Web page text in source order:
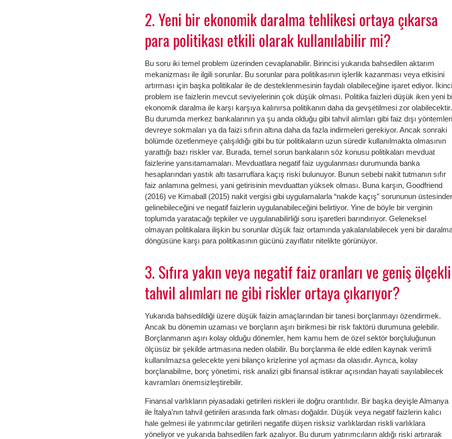
2. Yeni bir ekonomik daralma tehlikesi ortaya çıkarsa
para politikası etkili olarak kullanılabilir mi?
Bu soru iki temel problem üzerinden cevaplanabilir. Birincisi yukarıda bahsedilen aktarım
mekanizması ile ilgili sorunlar. Bu sorunlar para politikasının işlerlik kazanması veya etkisini
artırması için başka politikalar ile de desteklenmesinin faydalı olabileceğine işaret ediyor. İkinci
problem ise faizlerin mevcut seviyelerinin çok düşük olması. Politika faizleri düşük iken yeni
ekonomik daralma ile karşı karşıya kalınırsa politikanın daha da gevşetilmesi zor olabilecektir.
Bu durumda merkez bankalarının ya şu anda olduğu gibi tahvil alımları gibi faiz dışı yöntemleri
devreye sokmaları ya da faizi sıfırın altına daha da fazla indirmeleri gerekiyor. Ancak sonraki
bölümde özetlenmeye çalışıldığı gibi bu tür politikaların uzun süredir kullanılmakta olmasının
yarattığı bazı riskler var. Burada, temel sorun bankaların söz konusu politikaları mevduat
faizlerine yansıtamamaları. Mevduatlara negatif faiz uygulanması durumunda banka
hesaplarından yastık altı tasarruflara kaçış riski bulunuyor. Bunun sebebi nakit tutmanın sıfır
faiz anlamına gelmesi, yani getirisinin mevduattan yüksek olması. Buna karşın, Goodfriend
(2016) ve Kimaball (2015) nakit vergisi gibi uygulamalarla “nakde kaçış” sorununun
gelinebileceğini ve negatif faizlerin uygulanabileceğini belirtiyor. Yine de böyle bir verginin
toplumda yaratacağı tepkiler ve uygulanabilirliği soru işaretleri barındırıyor. Geleneksel
olmayan politikalara ilişkin bu sorunlar düşük faiz ortamında yakalanılabilecek yeni bir
döngüsüne karşı para politikasının gücünü zayıflatır nitelikte görünüyor.
3. Sıfıra yakın veya negatif faiz oranları ve geniş ölçekli
tahvil alımları ne gibi riskler ortaya çıkarıyor?
Yukarıda bahsedildiği üzere düşük faizin amaçlarından bir tanesi borçlanmayı özendirmek.
Ancak bu dönemin uzaması ve borçların aşırı birikmesi bir risk faktörü durumuna gelebilir.
Borçlanmanın aşırı kolay olduğu dönemler, hem kamu hem de özel sektör borçluluğunun
ölçüsüz bir şekilde artmasına neden olabilir. Bu borçlanma ile elde edilen kaynak verimli
kullanılmazsa gelecekte yeni bilanço krizlerine yol açması da olasıdır. Ayrıca, kolay
borçlanabilme, borç yönetimi, risk analizi gibi finansal istikrar açısından hayati sayılabilecek
kavramları önemsizleştirebilir.
Finansal varlıkların piyasadaki getirileri riskleri ile doğru orantılıdır. Bir başka deyişle Almanya
ile İtalya’nın tahvil getirileri arasında fark olması doğaldır. Düşük veya negatif faizlerin kalıcı
hale gelmesi ile yatırımcılar getirileri negatife düşen risksiz varlıklardan riskli varlıklara
yöneliyor ve yukarıda bahsedilen fark azalıyor. Bu durum yatırımcıların aldığı riski artırarak